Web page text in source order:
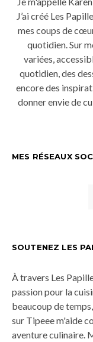
J’ai créé Les
mes coups de
quotidien. Sur
variées,
quotidien, des
encore des
donner envie de
MES RÉSEAUX
SOUTENEZ LES
À travers Les
passion pour la
beaucoup de
sur Tipeee m'aide
aventure culinaire.